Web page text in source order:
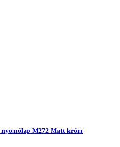
M272 Matt króm